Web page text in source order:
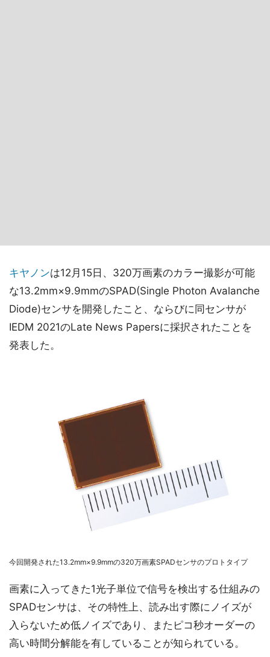
キヤノンは12月15日、320万画素のカラー撮影が可能
な13.2mm×9.9mmのSPAD(Single Photon Avalanche
Diode)センサを開発したこと、ならびに同センサが
IEDM 2021のLate News Papersに採択されたことを
発表した。
今回開発された13.2mm×9.9mmの320万画素SPADセンサのプロトタイプ
画素に入ってきた1光子単位で信号を検出する仕組みの
SPADセンサは、その特性上、読み出す際にノイズが
入らないため低ノイズであり、またピコ秒オーダーの
高い時間分解能を有していることが知られている。